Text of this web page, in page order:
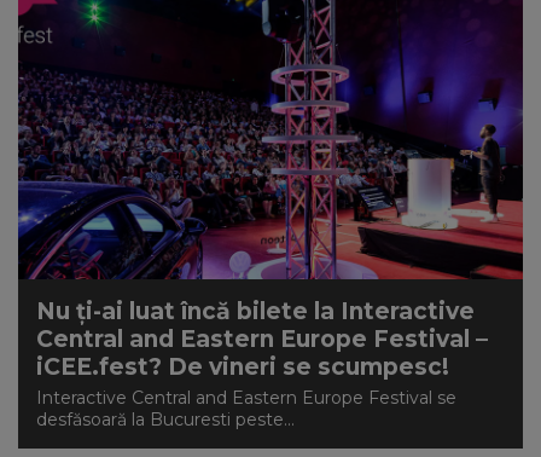
Nu ți-ai luat încă bilete la Interactive
Central and Eastern Europe Festival –
iCEE.fest? De vineri se scumpesc!
Interactive Central and Eastern Europe Festival se
desfăsoară la Bucuresti peste...